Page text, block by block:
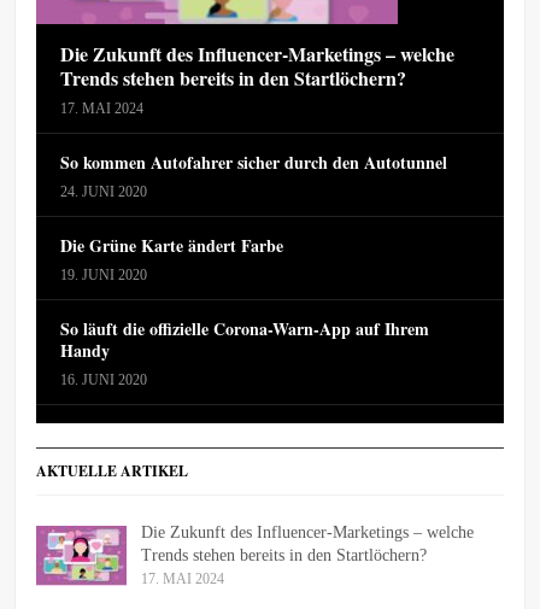
Die Zukunft des Influencer-Marketings – welche
Trends stehen bereits in den Startlöchern?
17. MAI 2024
So kommen Autofahrer sicher durch den Autotunnel
24. JUNI 2020
Die Grüne Karte ändert Farbe
19. JUNI 2020
So läuft die offizielle Corona-Warn-App auf Ihrem
Handy
16. JUNI 2020
AKTUELLE ARTIKEL
Die Zukunft des Influencer-Marketings – welche
Trends stehen bereits in den Startlöchern?
17. MAI 2024